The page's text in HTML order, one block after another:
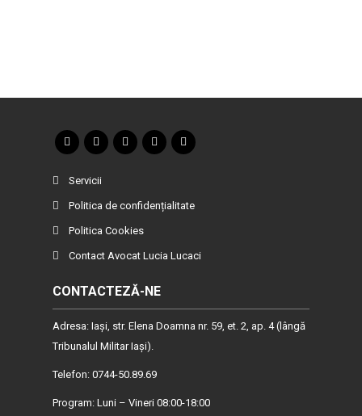
Servicii
Politica de confidențialitate
Politica Cookies
Contact Avocat Lucia Lucaci
CONTACTEZĂ-NE
Adresa: Iaşi, str. Elena Doamna nr. 59, et. 2, ap. 4 (lângă
Tribunalul Militar Iaşi).
Telefon: 0744-50.89.69
Program: Luni – Vineri 08:00-18:00